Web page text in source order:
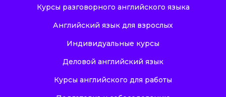
Курсы разговорного английского языка
Английский язык для взрослых
Индивидуальные курсы
Деловой английский язык
Курсы английского для работы